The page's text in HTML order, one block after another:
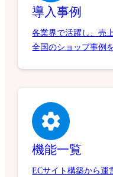
導入事例
各業界で活躍し、売
全国のショップ事例
機能一覧
ECサイト構築から運